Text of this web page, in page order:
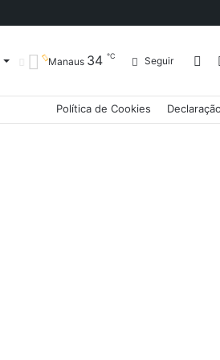
Seguir
Manaus 34 ℃
Política de Cookies